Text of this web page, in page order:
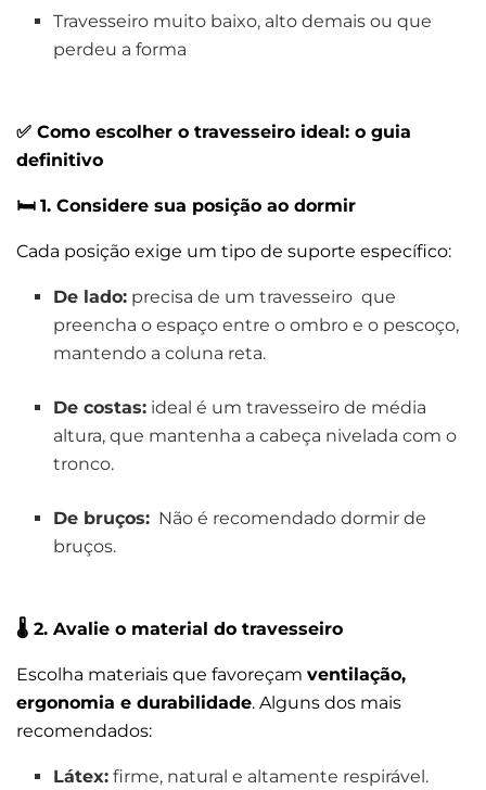
Travesseiro muito baixo, alto demais ou que
perdeu a forma
✅ Como escolher o travesseiro ideal: o guia
definitivo
🛏️1. Considere sua posição ao dormir
Cada posição exige um tipo de suporte específico:
De lado: precisa de um travesseiro que
preencha o espaço entre o ombro e o pescoço,
mantendo a coluna reta.
De costas: ideal é um travesseiro de média
altura, que mantenha a cabeça nivelada com o
tronco.
De bruços: Não é recomendado dormir de
bruços.
🌡️ 2. Avalie o material do travesseiro
Escolha materiais que favoreçam ventilação,
ergonomia e durabilidade. Alguns dos mais
recomendados:
Látex: firme, natural e altamente respirável.